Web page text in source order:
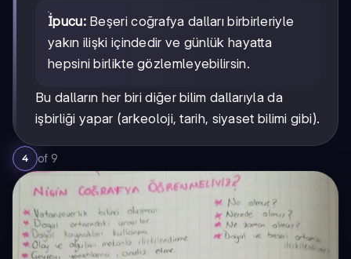
İpucu:Beşeri coğrafya dalları birbirleriyle
yakın ilişki içindedir ve günlük hayatta
hepsini birlikte gözlemleyebilirsin.
Bu dalların her biri diğer bilim dallarıyla da
işbirliği yapar (arkeoloji, tarih, siyaset bilimi gibi).
4 of 9